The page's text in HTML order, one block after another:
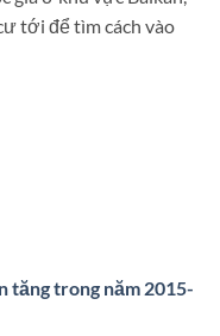
tới để tìm cách vào
tăng trong năm 2015-